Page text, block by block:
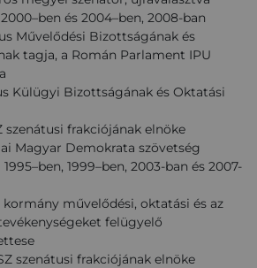
és 2004–ben, 2008-ban
Művelődési Bizottságának és
tagja, a Román Parlament IPU
Külügyi Bizottságának és Oktatási
szenátusi frakciójának elnöke
Magyar Demokrata szövetség
1999–ben, 2003-ban és 2007-
művelődési, oktatási és az
felügyelő
szenátusi frakciójának elnöke